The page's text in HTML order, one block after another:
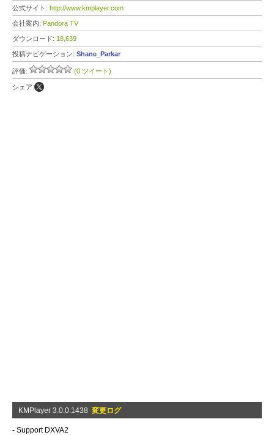
公式サイト: http://www.kmplayer.com
会社案内: Pandora TV
ダウンロード: 18,639
投稿ナビゲーション: Shane_Parkar
評価: (0 ツイート)
シェア:
KMPlayer 3.0.0.1438 変更ログ
- Support DXVA2